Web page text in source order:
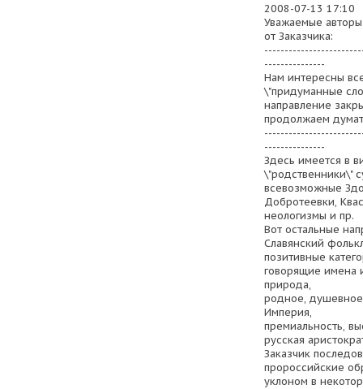
2008-07-13 17:10
Уважаемые
от Заказчика:
---------------
Нам интересны
\"придуманные
направление
продолжаем
---------------
Здесь имеется в
\"родственники\"
всевозможные
Добротеевки,
неологизмы и пр.
Вот остальные
Славянский
позитивные
говорящие имена
природа,
родное,
Империя,
премиальность,
русская
Заказчик
пророссийские
уклоном в